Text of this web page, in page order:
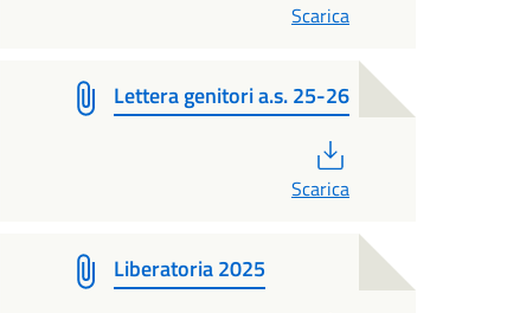
Scarica
Lettera genitori a.s. 25-26
Scarica
Liberatoria 2025